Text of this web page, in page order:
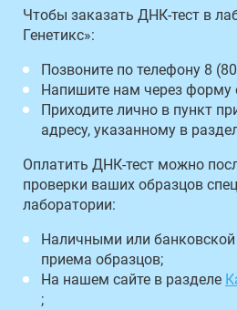
Чтобы заказать ДНК-тест в
Генетикс»:
Позвоните по телефону 8
Напишите нам через форму
Приходите лично в пункт
адресу, указанному в
Оплатить ДНК-тест можно
проверки ваших образцов
лаборатории:
Наличными или банковской
приема образцов;
На нашем сайте в разделе
;